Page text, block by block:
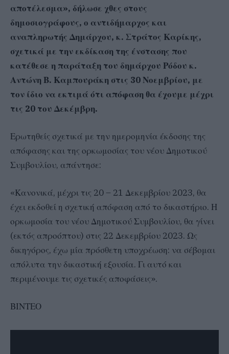
αποτέλεσμα», δήλωσε χθες στους
δημοσιογράφους, ο αντιδήμαρχος και
αναπληρωτής Δημάρχου, κ. Στράτος Καρίκης,
σχετικά με την εκδίκαση της ένστασης που
κατέθεσε η παράταξη του δημάρχου Ρόδου κ.
Αντώνη Β. Καμπουράκη στις 30 Νοεμβρίου, με
τον ίδιο να εκτιμά ότι απόφαση θα έχουμε μέχρι
τις 20 του Δεκέμβρη.
Ερωτηθείς σχετικά με την ημερομηνία έκδοσης της
απόφασης και της ορκωμοσίας του νέου Δημοτικού
Συμβουλίου, απάντησε:
«Κανονικά, μέχρι τις 20 – 21 Δεκεμβρίου 2023, θα
έχει εκδοθεί η σχετική απόφαση από το δικαστήριο. Η
ορκωμοσία του νέου Δημοτικού Συμβουλίου, θα γίνει
(εκτός απροόπτου) στις 22 Δεκεμβρίου 2023. Ως
δικηγόρος, έχω μία πρόσθετη υποχρέωση: να σέβομαι
απόλυτα την δικαστική εξουσία. Γι αυτό και
περιμένουμε τις σχετικές αποφάσεις».
ΒΙΝΤΕΟ